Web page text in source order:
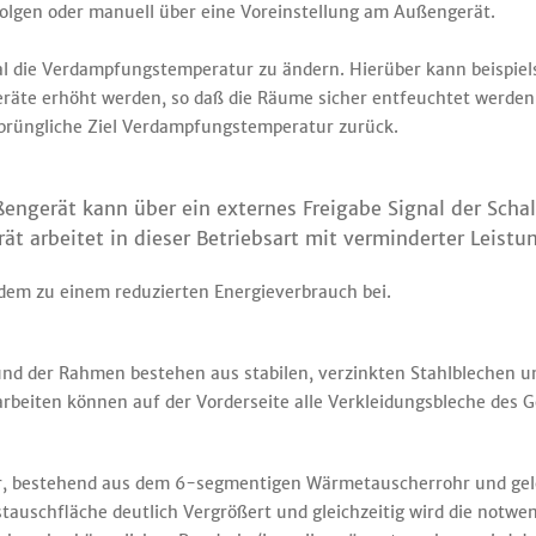
oder manuell über eine Voreinstellung am Außengerät.
die Verdampfungstemperatur zu ändern. Hierüber kann
erhöht werden, so daß die Räume sicher entfeuchtet
Ziel Verdampfungstemperatur zurück.
kann über ein externes Freigabe Signal der
arbeitet in dieser Betriebsart mit verminderter
zu einem reduzierten Energieverbrauch bei.
der Rahmen bestehen aus stabilen, verzinkten Stahlblechen
können auf der Vorderseite alle Verkleidungsbleche des
aus dem 6-segmentigen Wärmetauscherrohr und
deutlich Vergrößert und gleichzeitig wird die